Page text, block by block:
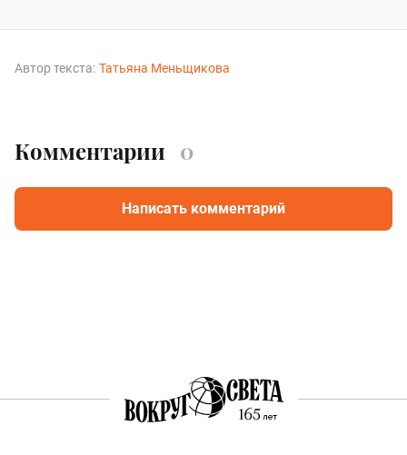
Автор текста: Татьяна Меньщикова
Комментарии 0
Написать комментарий